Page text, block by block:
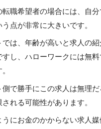
転職希望者の場合には、自
点が非常に大きいです。
では、年齢が高いと求人の
すし、ハローワークには無料
で勝手にこの求人は無理
れる可能性があります。
にお金のかからない求人